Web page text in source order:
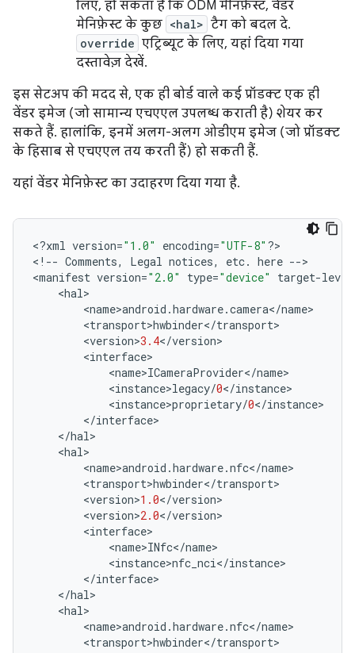
लिए, हो सकता है कि ODM मेनिफ़ेस्ट, वेंडर
मेनिफ़ेस्ट के कुछ <hal> टैग को बदल दे.
override एट्रिब्यूट के लिए, यहां दिया गया
दस्तावेज़ देखें.
इस सेटअप की मदद से, एक ही बोर्ड वाले कई प्रॉडक्ट एक ही
वेंडर इमेज (जो सामान्य एचएएल उपलब्ध कराती है) शेयर कर
सकते हैं. हालांकि, इनमें अलग-अलग ओडीएम इमेज (जो प्रॉडक्ट
के हिसाब से एचएएल तय करती हैं) हो सकती हैं.
यहां वेंडर मेनिफ़ेस्ट का उदाहरण दिया गया है.
<?xml version="1.0" encoding="UTF-8" ?>
< !-- Comments, Legal notices, etc. here -->
<manifest version="2.0" type="device" target-level
<hal>
<name>android .hardware.camera</name>
<transport>hwbinder</transport>
<version>3.4</version>
<interface>
<name>ICameraProvider</name>
<instance>legacy/0</instance>
<instance>proprietary/0</instance>
</interface>
</hal>
<hal>
<name>android .hardware.nfc</name>
<transport>hwbinder</transport>
<version>1.0</version>
<version>2.0</version>
<interface>
<name>INfc</name>
<instance>nfc_nci</instance>
</interface>
</hal>
<hal>
<name>android .hardware.nfc</name>
<transport>hwbinder</transport>